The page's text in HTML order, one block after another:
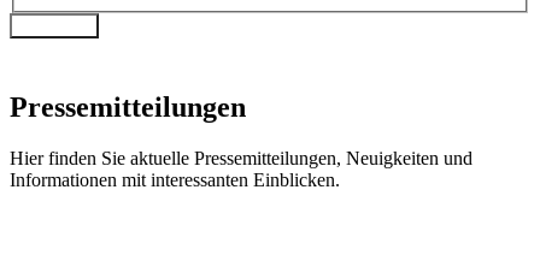
Pressemitteilungen
Hier finden Sie aktuelle Pressemitteilungen, Neuigkeiten und
Informationen mit interessanten Einblicken.